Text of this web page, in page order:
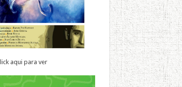
aqui para ver